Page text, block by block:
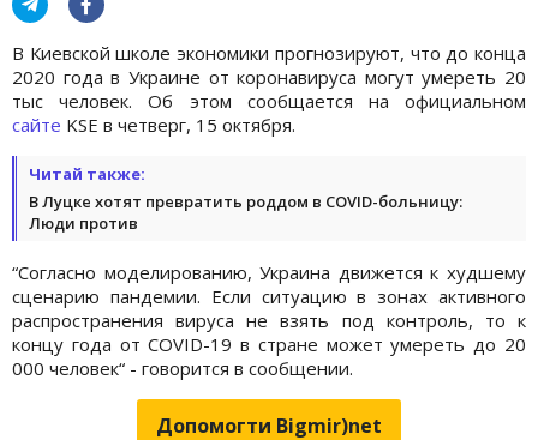
В Киевской школе экономики прогнозируют, что до конца
2020 года в Украине от коронавируса могут умереть 20
тыс человек. Об этом сообщается на официальном
сайте KSE в четверг, 15 октября.
Читай также:
В Луцке хотят превратить роддом в COVID-больницу:
Люди против
“Согласно моделированию, Украина движется к худшему
сценарию пандемии. Если ситуацию в зонах активного
распространения вируса не взять под контроль, то к
концу года от COVID-19 в стране может умереть до 20
000 человек“ - говорится в сообщении.
Допомогти Bigmir)net